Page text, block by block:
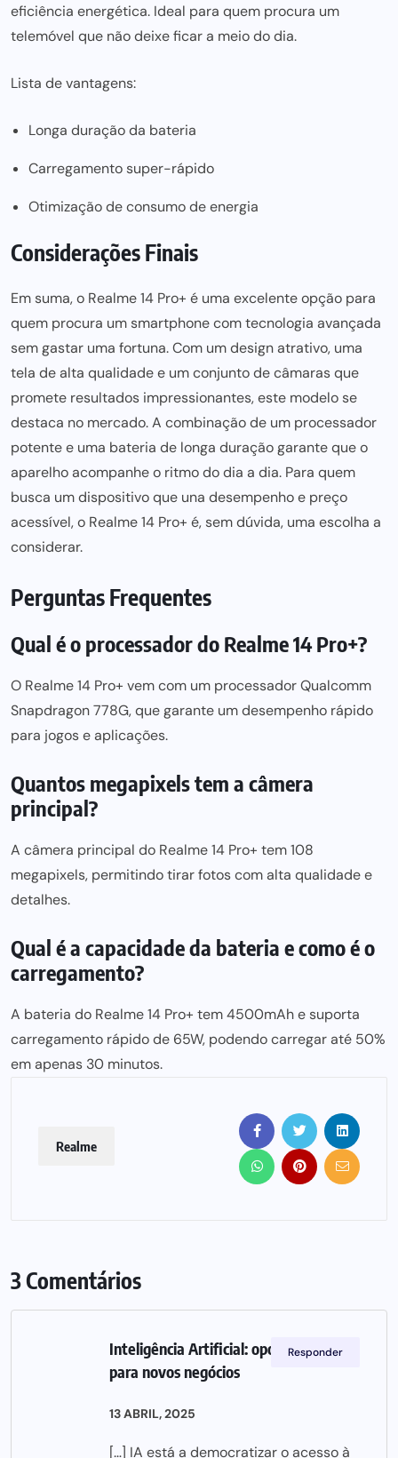
eficiência energética. Ideal para quem procura um
telemóvel que não deixe ficar a meio do dia.
Lista de vantagens:
Longa duração da bateria
Carregamento super-rápido
Otimização de consumo de energia
Considerações Finais
Em suma, o Realme 14 Pro+ é uma excelente opção para
quem procura um smartphone com tecnologia avançada
sem gastar uma fortuna. Com um design atrativo, uma
tela dealta qualidadee um conjunto de câmaras que
promete resultados impressionantes, este modelo se
destaca no mercado. A combinação de um processador
potente e uma bateria de longa duração garanteque o
aparelho acompanhe o ritmo do dia a dia. Para quem
busca um dispositivo que una desempenho e preço
acessível, o Realme 14 Pro+ é, sem dúvida, uma escolha a
considerar.
Perguntas Frequentes
Qual é o processador do Realme 14 Pro+?
O Realme 14 Pro+ vem com um processador Qualcomm
Snapdragon 778G, que garante um desempenho rápido
para jogos e aplicações.
Quantos megapixels tem a câmera
principal?
A câmera principal do Realme 14 Pro+ tem 108
megapixels, permitindo tirar fotos com alta qualidade e
detalhes.
Qual é a capacidade da bateria e como é o
carregamento?
A bateria do Realme 14 Pro+ tem 4500mAh e suporta
carregamento rápido de 65W, podendo carregar até 50%
em apenas 30 minutos.
Realme
3 Comentários
Inteligência Artificial: oportunidades
para novos negócios
13 ABRIL, 2025
[…] IA está a democratizar o acesso à
Responder